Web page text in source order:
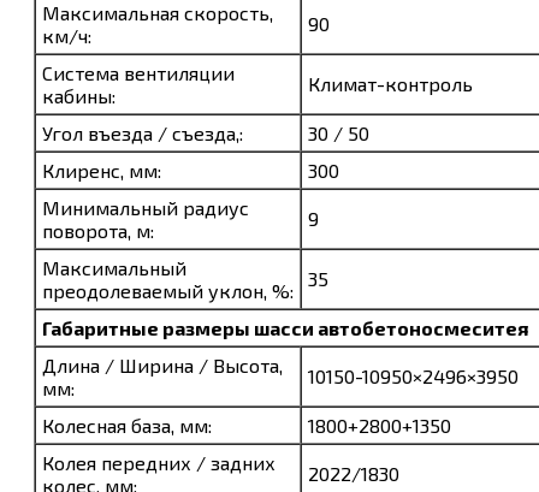
Максимальная скорость,
км/ч:
90
Система вентиляции
кабины:
Климат-контроль
Угол въезда / съезда,:
30 / 50
Клиренс, мм:
300
Минимальный радиус
поворота, м:
9
Максимальный
преодолеваемый уклон, %:
35
Габаритные размеры шасси автобетоносмеситея
Длина / Ширина / Высота,
мм:
10150-10950×2496×3950
Колесная база, мм:
1800+2800+1350
Колея передних / задних
колес, мм:
2022/1830